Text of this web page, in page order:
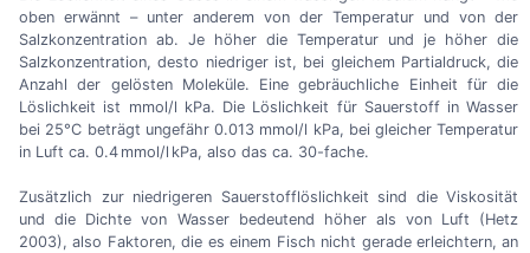
oben erwännt–unter anderem von der Temperatur und von der
Salzkonzentration ab. Je höher die Temperatur und je höher die
Salzkonzentration, desto niedriger ist, bei gleichem Partialdruck, die
Anzahl der gelösten Moleküle. Eine gebräuchliche Einheit für die
Löslichkeit ist mmol/l kPa. Die Löslichkeit für Sauerstoff in Wasser
bei 25°C beträgt ungefähr 0.013 mmol/l kPa, bei gleicher Temperatur
in Luft ca. 0.4 mmol/l kPa, also das ca. 30-fache.
Zusätzlich zur niedrigeren Sauerstofflöslichkeit sind die Viskosität
und die Dichte von Wasser bedeutend höher als von Luft (Hetz
2003), also Faktoren, die es einem Fisch nicht gerade erleichtern, an